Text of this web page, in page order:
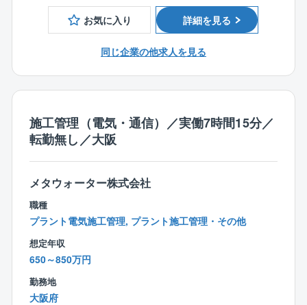
業です！
産技術や、工務、エンジニアリング部の部門責任者と
なっていただくことを期待しています。
設計業務にあたっては、
関する専門知識を活かしながら実行する。
に工事会社との調整を実施する。
●新規工場等の建設においては、基本計画段階からの電
気設計業務およびプロジェクト遂行業務に携わる。
【部署の特徴】
●募集部署は抜本的構造改⾰における成長ドライバーと
位置づけられるICTM部門を主体とした大阪工場内にあ
ります。大阪工場はファインケミカルを中心とした多
種多様な製品群や、複数の研究施設があるため、電気
エンジニアにとって様々な設備に携わることができま
す。
●また、大阪工場のプロセスは、マザープラントとして
業務経験を有している。
◎工場電気設備における、生産設備の制御、高圧、低
圧、弱電、モーター、防爆についての知識、経験など
◆資格：
◆語学力：TOEIC500点以上
お気に入り 詳細を見る
同じ企業の他求人を見る
施工管理（電気・通信）／実働7時間15分／
転勤無し／大阪
メタウォーター株式会社
職種
プラント電気施工管理, プラント施工管理・その他
想定年収
650～850万円
勤務地
大阪府